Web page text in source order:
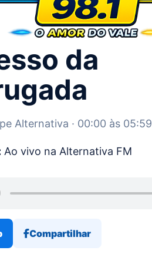
da
Alternativa · 00:00 às 05:59
Ao vivo na Alternativa FM
Compartilhar